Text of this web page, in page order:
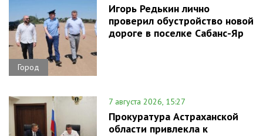
Город
Игорь Редькин лично
проверил обустройство новой
дороге в поселке Сабанс-Яр
7 августа 2026, 15:27
Прокуратура Астраханской
области привлекла к